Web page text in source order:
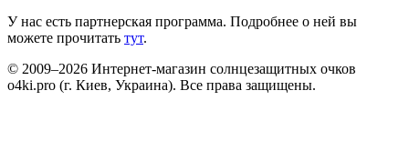
У нас есть партнерская программа. Подробнее о ней вы
можете прочитать тут.
© 2009–2026 Интернет-магазин солнцезащитных очков
o4ki.pro (г. Киев, Украина). Все права защищены.